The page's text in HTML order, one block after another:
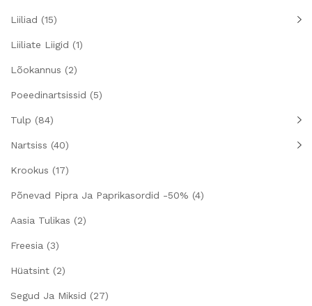
Liiliad (15)
Liiliate Liigid (1)
Lõokannus (2)
Poeedinartsissid (5)
Tulp (84)
Nartsiss (40)
Krookus (17)
Põnevad Pipra Ja Paprikasordid -50% (4)
Aasia Tulikas (2)
Freesia (3)
Hüatsint (2)
Segud Ja Miksid (27)